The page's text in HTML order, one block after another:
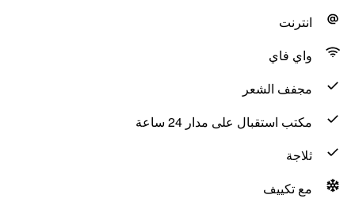
انترنت
واي فاي
مجفف الشعر
مكتب استقبال على مدار 24 ساعة
ثلاجة
مع تكييف